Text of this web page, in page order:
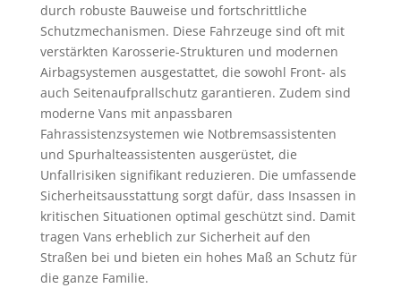
durch robuste Bauweise und fortschrittliche
Schutzmechanismen. Diese Fahrzeuge sind oft mit
verstärkten Karosserie-Strukturen und modernen
Airbagsystemen ausgestattet, die sowohl Front- als
auch Seitenaufprallschutz garantieren. Zudem sind
moderne Vans mit anpassbaren
Fahrassistenzsystemen wie Notbremsassistenten
und Spurhalteassistenten ausgerüstet, die
Unfallrisiken signifikant reduzieren. Die umfassende
Sicherheitsausstattung sorgt dafür, dass Insassen in
kritischen Situationen optimal geschützt sind. Damit
tragen Vans erheblich zur Sicherheit auf den
Straßen bei und bieten ein hohes Maß an Schutz für
die ganze Familie.